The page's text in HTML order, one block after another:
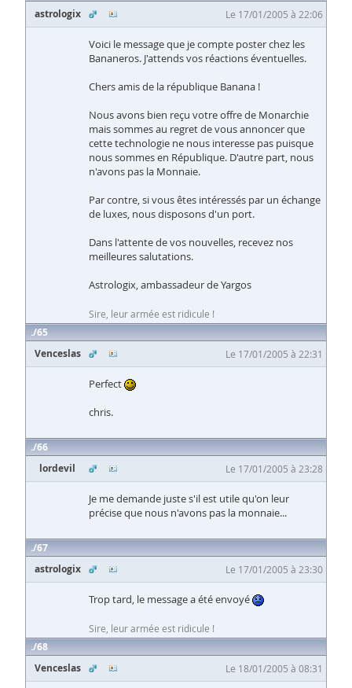
astrologix
Le 17/01/2005 à 22:06
Voici le message que je compte poster chez les
Bananeros. J'attends vos réactions éventuelles.
Chers amis de la république Banana !
Nous avons bien reçu votre offre de Monarchie
mais sommes au regret de vous annoncer que
cette technologie ne nous interesse pas puisque
nous sommes en République. D'autre part, nous
n'avons pas la Monnaie.
Par contre, si vous êtes intéressés par un échange
de luxes, nous disposons d'un port.
Dans l'attente de vos nouvelles, recevez nos
meilleures salutations.
Astrologix, ambassadeur de Yargos
Sire, leur armée est ridicule !
65
Venceslas
Le 17/01/2005 à 22:31
Perfect
chris.
66
lordevil
Le 17/01/2005 à 23:28
Je me demande juste s'il est utile qu'on leur
précise que nous n'avons pas la monnaie...
67
astrologix
Le 17/01/2005 à 23:30
Trop tard, le message a été envoyé
Sire, leur armée est ridicule !
68
Venceslas
Le 18/01/2005 à 08:31